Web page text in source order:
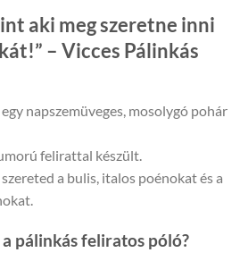
aki meg szeretne inni
– Vicces Pálinkás
egy napszemüveges, mosolygó pohár
felirattal készült.
a bulis, italos poénokat és a
pálinkás feliratos póló?